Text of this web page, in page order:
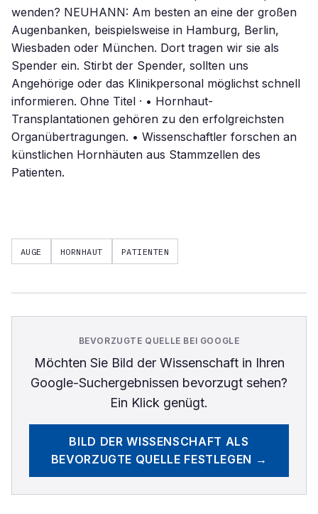
AUGE HORNHAUT PATIENTEN
BEVORZUGTE QUELLE BEI GOOGLE
Möchten Sie Bild der Wissenschaftin Ihren
Google-Suchergebnissen bevorzugt sehen?
Ein Klick genügt.
BILD DER WISSENSCHAFT ALS
BEVORZUGTE QUELLE FESTLEGEN →